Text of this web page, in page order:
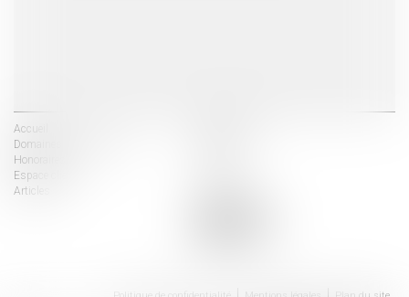
Accueil
Domaines d'intervention
Honoraires
Espace client
Articles